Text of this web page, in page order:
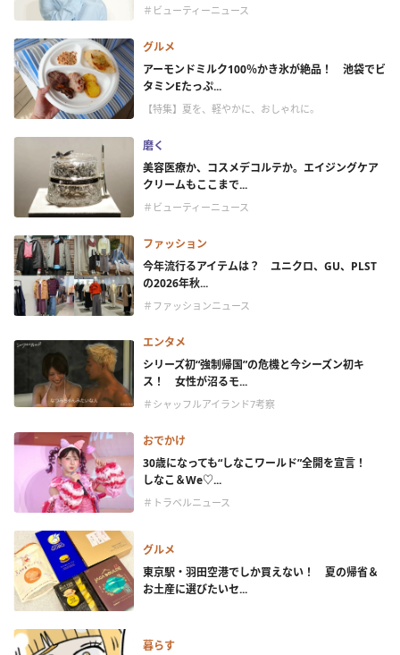
＃ビューティーニュース
グルメ
アーモンドミルク100％かき氷が絶品！ 池袋でビ
タミンEたっぷ...
【特集】夏を、軽やかに、おしゃれに。
磨く
美容医療か、コスメデコルテか。エイジングケア
クリームもここまで...
＃ビューティーニュース
ファッション
今年流行るアイテムは？ ユニクロ、GU、PLST
の2026年秋...
＃ファッションニュース
エンタメ
シリーズ初“強制帰国”の危機と今シーズン初キ
ス！ 女性が沼るモ...
＃シャッフルアイランド7考察
おでかけ
30歳になっても“しなこワールド”全開を宣言！
しなこ＆We♡...
＃トラベルニュース
グルメ
東京駅・羽田空港でしか買えない！ 夏の帰省＆
お土産に選びたいセ...
暮らす